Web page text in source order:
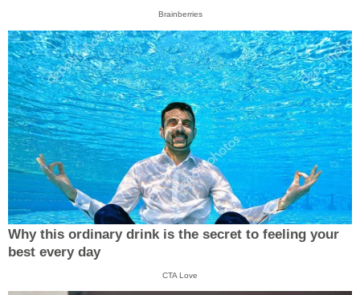
Brainberries
Why this ordinary drink is the secret to feeling your
best every day
CTA Love